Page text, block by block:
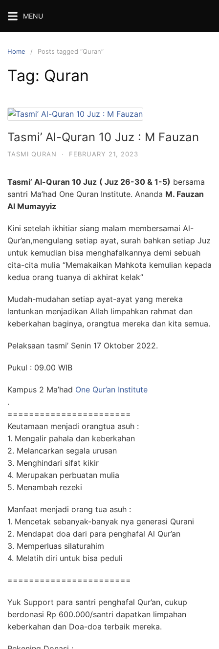
i
MENU
Home Posts tagged “Quran”
Tag: Quran
Tasmi’ Al-Quran 10 Juz : M Fauzan
TASMI QURAN · FEBRUARY 21, 2023
Tasmi’ Al-Quran 10 Juz ( Juz 26-30 & 1-5) bersama
santri Ma’had One Quran Institute. Ananda M. Fauzan
Al Mumayyiz
Kini setelah ikhitiar siang malam membersamai Al-
Qur’an,mengulang setiap ayat, surah bahkan setiap Juz
untuk kemudian bisa menghafalkannya demi sebuah
cita-cita mulia “Memakaikan Mahkota kemulian kepada
kedua orang tuanya di akhirat kelak”
Mudah-mudahan setiap ayat-ayat yang mereka
lantunkan menjadikan Allah limpahkan rahmat dan
keberkahan baginya, orangtua mereka dan kita semua.
Pelaksaan tasmi’ Senin 17 Oktober 2022.
Pukul : 09.00 WIB
Kampus 2 Ma’had One Qur’an Institute
.
=======================
Keutamaan menjadi orangtua asuh :
1. Mengalir pahala dan keberkahan
2. Melancarkan segala urusan
3. Menghindari sifat kikir
4. Merupakan perbuatan mulia
5. Menambah rezeki
Manfaat menjadi orang tua asuh :
1. Mencetak sebanyak-banyak nya generasi Qurani
2. Mendapat doa dari para penghafal Al Qur’an
3. Memperluas silaturahim
4. Melatih diri untuk bisa peduli
=======================
Yuk Support para santri penghafal Qur’an, cukup
berdonasi Rp 600.000/santri dapatkan limpahan
keberkahan dan Doa-doa terbaik mereka.